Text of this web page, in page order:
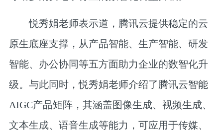
悦秀娟老师表示道，腾讯云提供稳定的云
原生底座支撑，从产品智能、生产智能、研发
智能、办公协同等五方面助力企业的数智化升
级。与此同时，悦秀娟老师介绍了腾讯云智能
AIGC产品矩阵，其涵盖图像生成、视频生成、
文本生成、语音生成等能力，可应用于传媒、